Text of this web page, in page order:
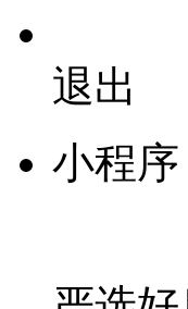
退出
小程序